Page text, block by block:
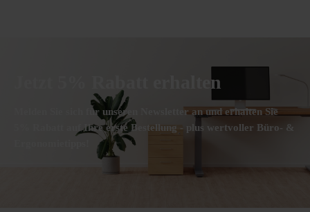
Jetzt 5% Rabatt erhalten
Melden Sie sich für unseren Newsletter an und erhalten Sie
5% Rabatt auf Ihre erste Bestellung - plus wertvoller Büro- &